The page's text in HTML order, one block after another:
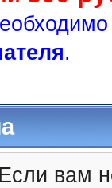
.
вам